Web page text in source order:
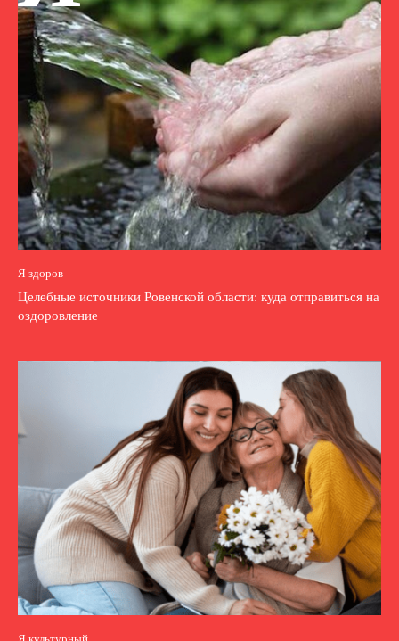
Я здоров
Целебные источники Ровенской области: куда отправиться на
оздоровление